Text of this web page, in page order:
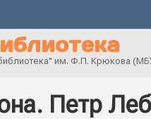
им. Ф.П. Крюкова
Петр